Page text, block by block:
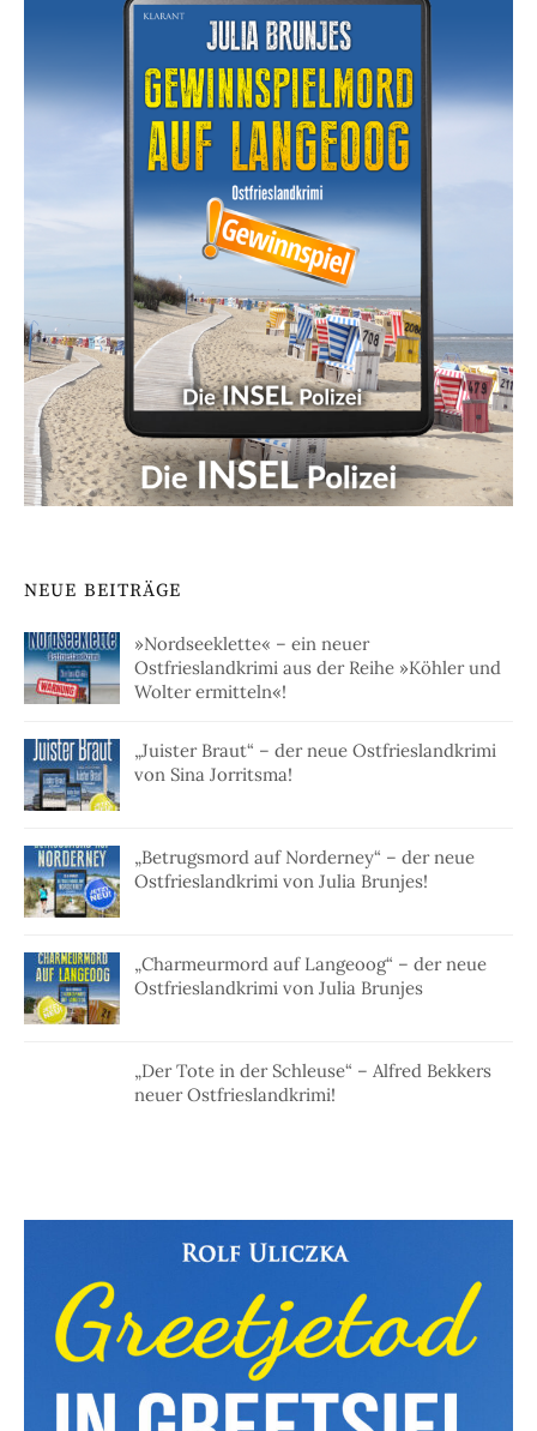
NEUE BEITRÄGE
»Nordseeklette« – ein neuer
Ostfrieslandkrimi aus der Reihe »Köhler und
Wolter ermitteln«!
„Juister Braut“ – der neue Ostfrieslandkrimi
von Sina Jorritsma!
„Betrugsmord auf Norderney“ – der neue
Ostfrieslandkrimi von Julia Brunjes!
„Charmeurmord auf Langeoog“ – der neue
Ostfrieslandkrimi von Julia Brunjes
„Der Tote in der Schleuse“ – Alfred Bekkers
neuer Ostfrieslandkrimi!